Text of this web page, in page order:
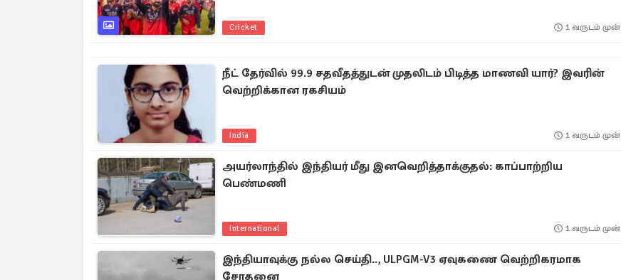
Cricket 1 வருடம் முன்
நீட் தேர்வில் 99.9 சதவீதத்துடன் முதலிடம் பிடித்த மாணவி யார்? இவரின்
வெற்றிக்கான ரகசியம்
India 1 வருடம் முன்
அயர்லாந்தில் இந்தியர் மீது இனவெறித்தாக்குதல்: காப்பாற்றிய
பெண்மணி
International 1 வருடம் முன்
இந்தியாவுக்கு நல்ல செய்தி.., ULPGM-V3 ஏவுகணை வெற்றிகரமாக
சோதனை